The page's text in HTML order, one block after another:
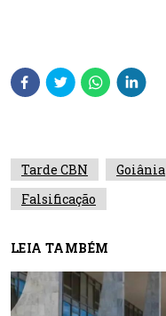
Tarde CBN Goiânia
Falsificação
LEIA TAMBÉM